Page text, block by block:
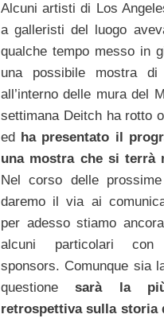
Alcuni artisti di Los
a galleristi del luogo
qualche tempo messo in
una possibile mostra
all’interno delle mura del
settimana Deitch ha rotto
ed
ha presentato il
una mostra che si terrà
Nel corso delle
daremo il via ai
per adesso stiamo
alcuni particolari
sponsors. Comunque sia
questionesarà la
retrospettiva sulla storia